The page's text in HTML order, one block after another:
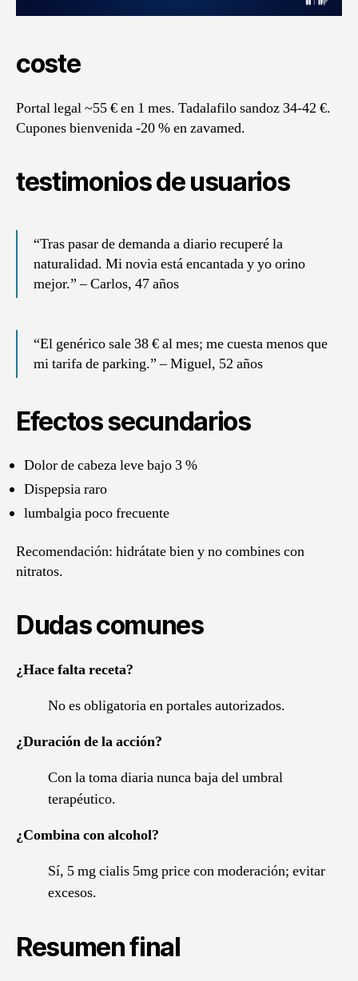
coste
Portal legal ~55 € en 1 mes. Tadalafilo sandoz 34-42 €.
Cupones bienvenida -20 % en zavamed.
testimonios de usuarios
“Tras pasar de demanda a diario recuperé la
naturalidad. Mi novia está encantada y yo orino
mejor.” – Carlos, 47 años
“El genérico sale 38 € al mes; me cuesta menos que
mi tarifa de parking.” – Miguel, 52 años
Efectos secundarios
Dolor de cabeza leve bajo 3 %
Dispepsia raro
lumbalgia poco frecuente
Recomendación: hidrátate bien y no combines con
nitratos.
Dudas comunes
¿Hace falta receta?
No es obligatoria en portales autorizados.
¿Duración de la acción?
Con la toma diaria nunca baja del umbral
terapéutico.
¿Combina con alcohol?
Sí, 5 mg cialis 5mg price con moderación; evitar
excesos.
Resumen final